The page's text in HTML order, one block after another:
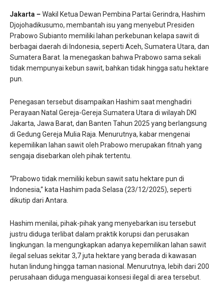
Jakarta – Wakil Ketua Dewan Pembina Partai Gerindra, Hashim
Djojohadikusumo, membantah isu yang menyebut Presiden
Prabowo Subianto memiliki lahan perkebunan kelapa sawit di
berbagai daerah di Indonesia, seperti Aceh, Sumatera Utara, dan
Sumatera Barat. Ia menegaskan bahwa Prabowo sama sekali
tidak mempunyai kebun sawit, bahkan tidak hingga satu hektare
pun.
Penegasan tersebut disampaikan Hashim saat menghadiri
Perayaan Natal Gereja-Gereja Sumatera Utara di wilayah DKI
Jakarta, Jawa Barat, dan Banten Tahun 2025 yang berlangsung
di Gedung Gereja Mulia Raja. Menurutnya, kabar mengenai
kepemilikan lahan sawit oleh Prabowo merupakan fitnah yang
sengaja disebarkan oleh pihak tertentu.
“Prabowo tidak memiliki kebun sawit satu hektare pun di
Indonesia,” kata Hashim pada Selasa (23/12/2025), seperti
dikutip dari Antara.
Hashim menilai, pihak-pihak yang menyebarkan isu tersebut
justru diduga terlibat dalam praktik korupsi dan perusakan
lingkungan. Ia mengungkapkan adanya kepemilikan lahan sawit
ilegal seluas sekitar 3,7 juta hektare yang berada di kawasan
hutan lindung hingga taman nasional. Menurutnya, lebih dari 200
perusahaan diduga menguasai konsesi ilegal di area tersebut.